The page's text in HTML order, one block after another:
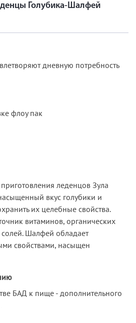
Голубика-Шалфей
дневную потребность
флоу пак
леденцов Зула
вкус голубики и
их целебные свойства.
витаминов, органических
Шалфей обладает
свойствами, насыщен
БАД к пище - дополнительного